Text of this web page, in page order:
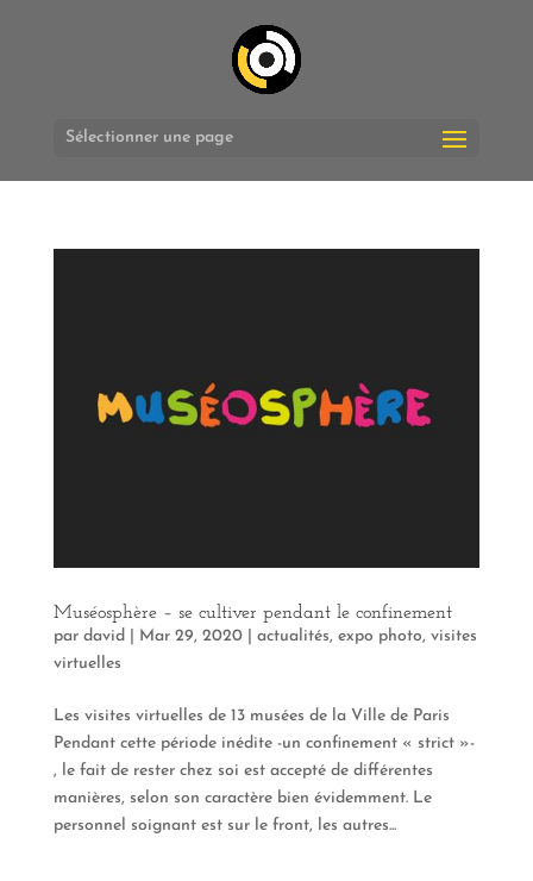
Sélectionner une page
Muséosphère – se cultiver pendant le confinement
par david| Mar 29, 2020| actualités, expo photo, visites
virtuelles
Les visites virtuelles de 13 musées de la Ville de Paris
Pendant cette période inédite -un confinement « strict »-
, le fait de rester chez soi est accepté de différentes
manières, selon son caractère bien évidemment. Le
personnel soignant est sur le front, les autres...